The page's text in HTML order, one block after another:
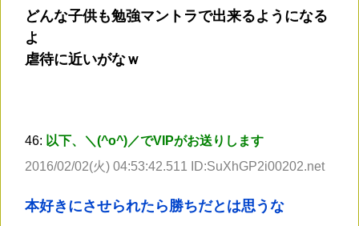
どんな子供も勉強マントラで出来るようになる
よ
虐待に近いがなｗ
46: 以下、＼(^o^)／でVIPがお送りします
2016/02/02(火) 04:53:42.511 ID:SuXhGP2i00202.net
本好きにさせられたら勝ちだとは思うな